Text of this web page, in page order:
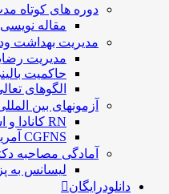
دوره های کوتاه
مقاله نویسی
مدیریت بهداشت
مديريت
حاكميت
الگوهای
آزمونهای بین
RN کانادا و استرالیا
CGFNS آمریکا
آمادگی مصاحبه
لیسانس به
دانلودرایگان